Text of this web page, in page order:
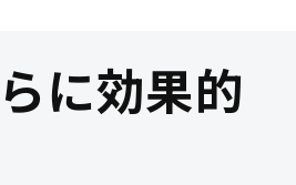
に効果的